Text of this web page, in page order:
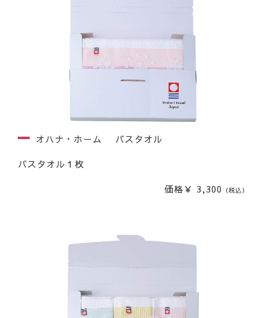
オハナ・ホーム バスタオル
バスタオル１枚
価格￥ 3,300 （税込）